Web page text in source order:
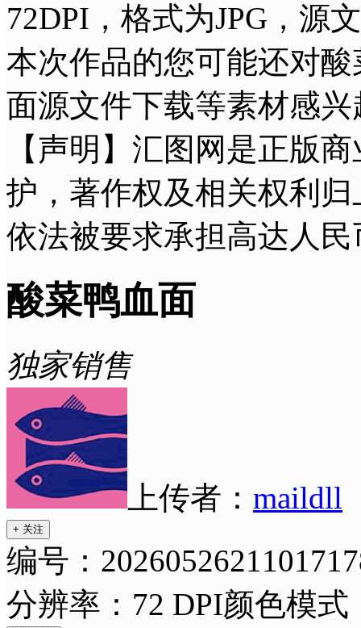
72DPI，格式为JPG，源
本次作品的您可能还对
面源文件下载等素材感兴
【声明】汇图网是正版
护，著作权及相关权利
依法被要求承担高达人
酸菜鸭血面
独家销售
上传者： maildll
+ 关注
编号：
分辨率：72 DPI颜色模式